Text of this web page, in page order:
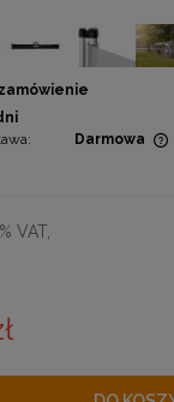
Darmowa
ewentualnych
VAT,